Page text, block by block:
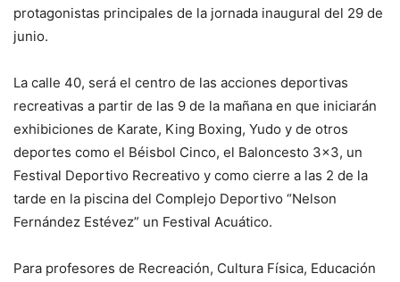
protagonistas principales de la jornada inaugural del 29 de
junio.
La calle 40, será el centro de las acciones deportivas
recreativas a partir de las 9 de la mañana en que iniciarán
exhibiciones de Karate, King Boxing, Yudo y de otros
deportes como el Béisbol Cinco, el Baloncesto 3×3, un
Festival Deportivo Recreativo y como cierre a las 2 de la
tarde en la piscina del Complejo Deportivo “Nelson
Fernández Estévez” un Festival Acuático.
Para profesores de Recreación, Cultura Física, Educación